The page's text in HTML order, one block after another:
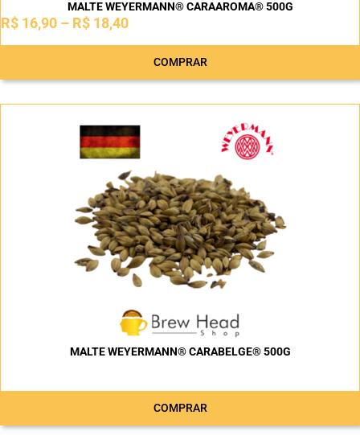
MALTE WEYERMANN® CARAAROMA® 500G
R$ 16,90 – R$ 18,40
COMPRAR
MALTE WEYERMANN® CARABELGE® 500G
COMPRAR